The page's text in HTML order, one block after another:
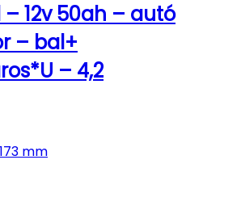
12v 50ah – autó
– bal+
– 4,2
mm